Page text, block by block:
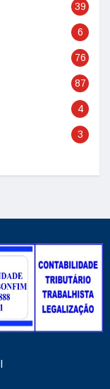
39
6
76
87
4
3